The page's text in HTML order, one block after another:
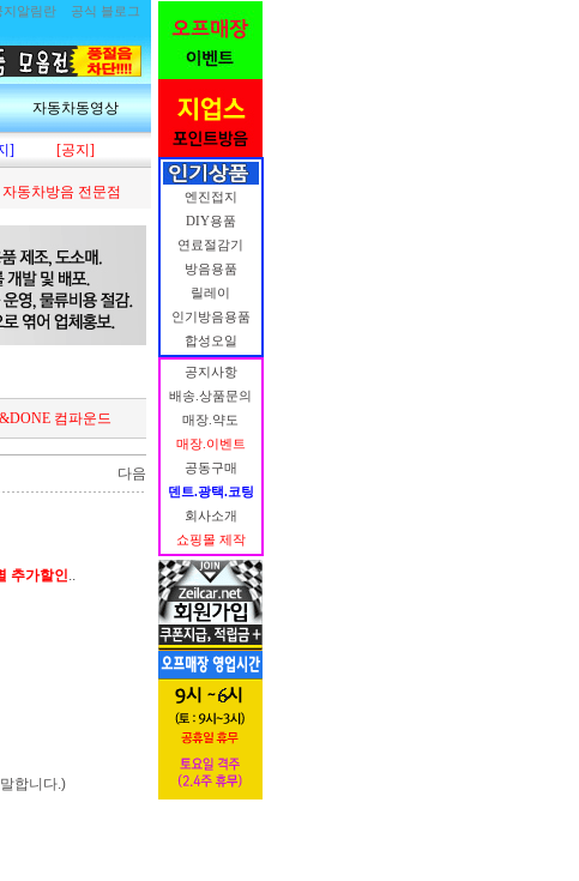
지알림란 공식 블로그
자동차동영상
] [공지]
자동차방음 전문점
컴파운드
다음
추가할인..
합니다.)
엔진접지
DIY용품
연료절감기
방음용품
릴레이
인기방음용품
합성오일
공지사항
배송.상품문의
매장.약도
매장.이벤트
공동구매
덴트.광택.코팅
회사소개
쇼핑몰 제작